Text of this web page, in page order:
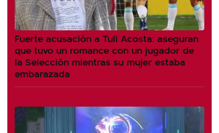
Fuerte acusación a Tuli Acosta: aseguran
que tuvo un romance con un jugador de
la Selección mientras su mujer estaba
embarazada